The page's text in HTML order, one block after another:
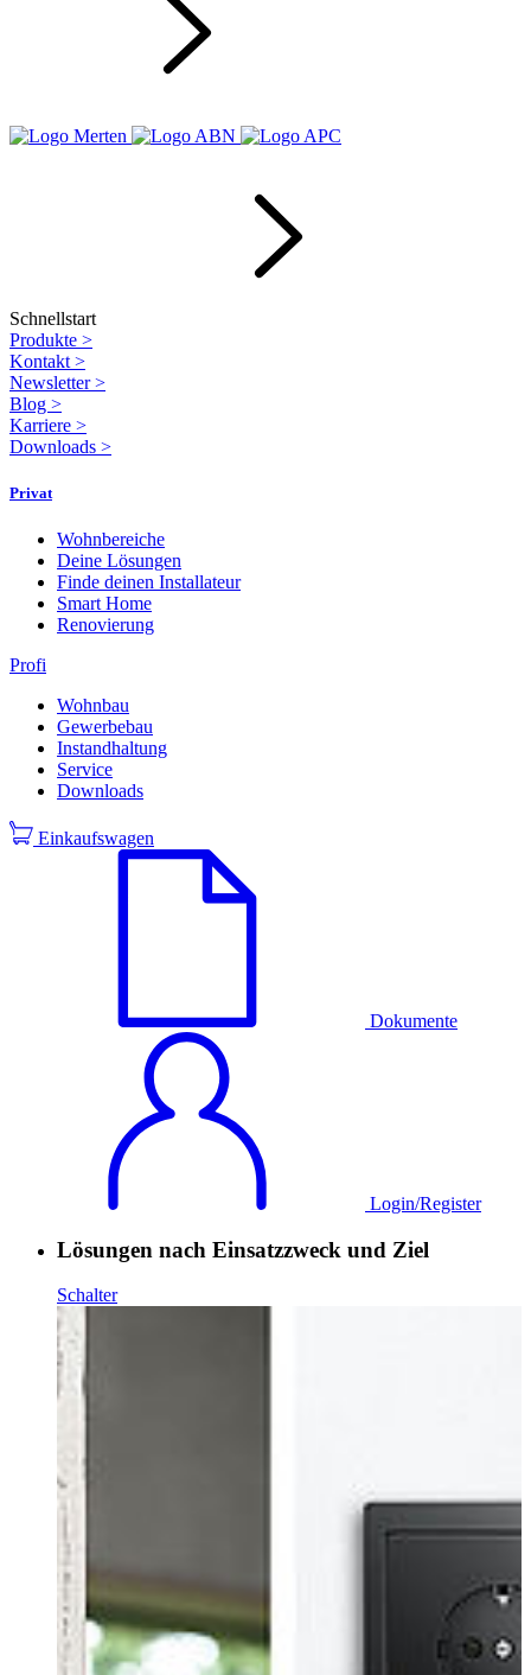
Schnellstart
Produkte >
Kontakt >
Newsletter>
Blog >
Karriere >
Downloads >
Privat
Wohnbereiche
Deine Lösungen
Finde deinen Installateur
Smart Home
Renovierung
Profi
Wohnbau
Gewerbebau
Instandhaltung
Service
Downloads
Einkaufswagen
Dokumente
Login/Register
Lösungen nach Einsatzzweck und Ziel
Schalter